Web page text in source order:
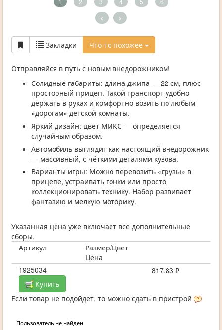
1 2 3 4 5 6
< >
Закладки Что-то похожее
Отправляйся в путь с новым внедорожником!
Солидные габариты: длина джипа — 22 см, плюс
просторный прицеп. Такой транспорт удобно
держать в руках и комфортно возить по любым
«дорогам» детской комнаты.
Яркий дизайн: цвет МИКС — определяется
случайным образом.
Автомобиль выглядит как настоящий внедорожник
— массивный, с чёткими деталями кузова.
Варианты игры: Можно перевозить «грузы» в
прицепе, устраивать гонки или просто
коллекционировать технику. Набор развивает
фантазию и мелкую моторику.
Указанная цена уже включает все дополнительные
сборы.
Артикул
Размер/Цвет
Цена
1925034
817,83 ₽
Купить
Если товар не подойдет, то можно сдать в пристрой
Пользователь не найден